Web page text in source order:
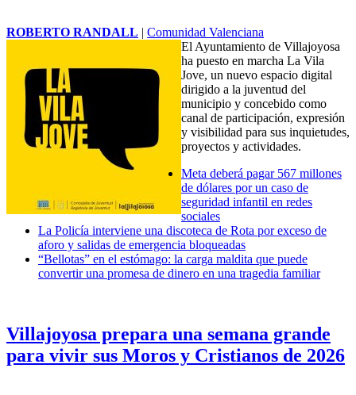
ROBERTO RANDALL | Comunidad Valenciana
El Ayuntamiento de Villajoyosa
ha puesto en marcha La Vila
Jove, un nuevo espacio digital
dirigido a la juventud del
municipio y concebido como
canal de participación, expresión
y visibilidad para sus inquietudes,
proyectos y actividades.
Meta deberá pagar 567 millones
de dólares por un caso de
seguridad infantil en redes
sociales
La Policía interviene una discoteca de Rota por exceso de
aforo y salidas de emergencia bloqueadas
“Bellotas” en el estómago: la carga maldita que puede
convertir una promesa de dinero en una tragedia familiar
Villajoyosa prepara una semana grande
para vivir sus Moros y Cristianos de 2026